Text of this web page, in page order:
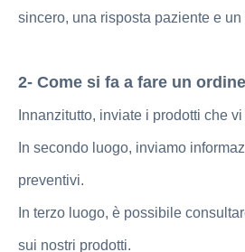
sincero, una risposta paziente e
2- Come si fa a fare un
Innanzitutto, inviate i prodotti che
In secondo luogo, inviamo
preventivi.
In terzo luogo, è possibile
sui nostri prodotti.